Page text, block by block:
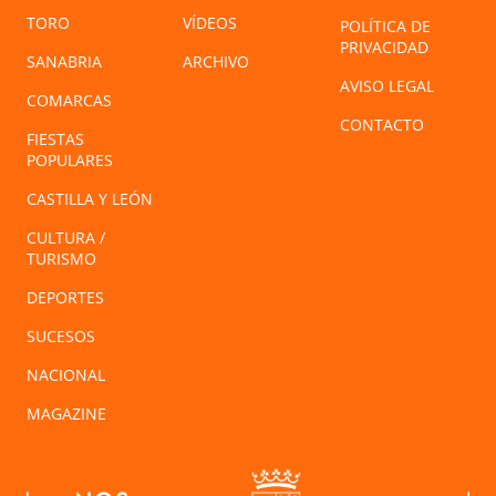
TORO
SANABRIA
COMARCAS
FIESTAS
POPULARES
CASTILLA Y LEÓN
CULTURA /
TURISMO
DEPORTES
SUCESOS
NACIONAL
MAGAZINE
VÍDEOS
ARCHIVO
POLÍTICA DE
PRIVACIDAD
AVISO LEGAL
CONTACTO